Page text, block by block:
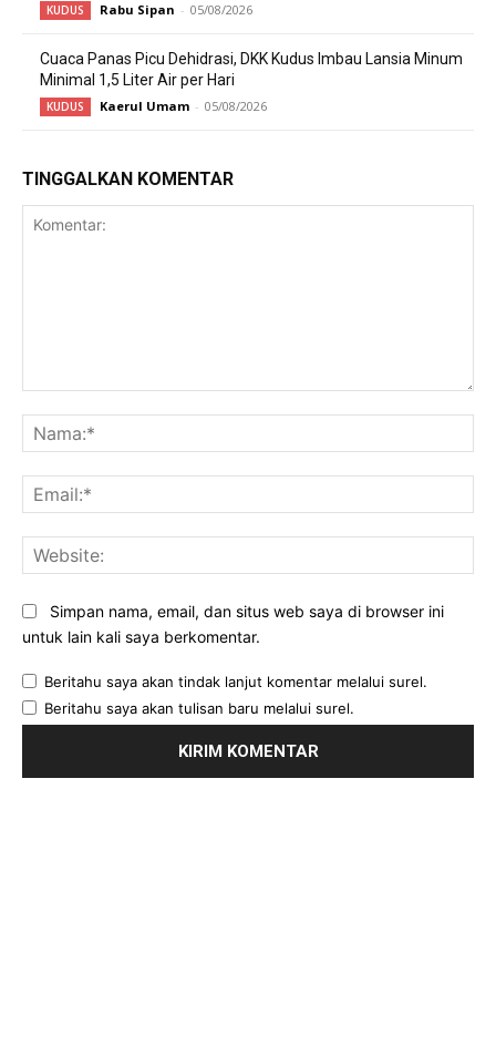
KUDUS Rabu Sipan - 05/08/2026
Cuaca Panas Picu Dehidrasi, DKK Kudus Imbau Lansia Minum
Minimal 1,5 Liter Air per Hari
KUDUS Kaerul Umam - 05/08/2026
TINGGALKAN KOMENTAR
Simpan nama, email, dan situs web saya di browser ini
untuk lain kali saya berkomentar.
Beritahu saya akan tindak lanjut komentar melalui surel.
Beritahu saya akan tulisan baru melalui surel.